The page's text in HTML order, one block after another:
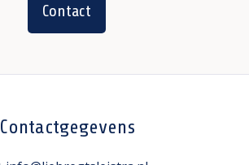
Contact
Contactgegevens